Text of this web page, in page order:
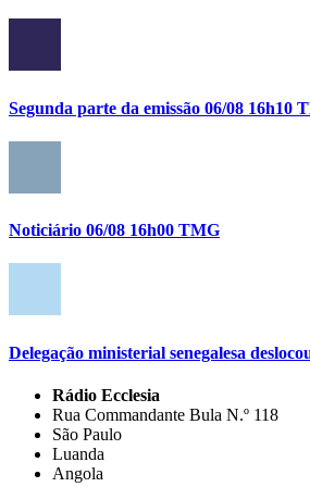
Segunda parte da emissão 06/08 16h10
Noticiário 06/08 16h00 TMG
Delegação ministerial senegalesa
Rádio Ecclesia
Rua Commandante Bula N.º 118
São Paulo
Luanda
Angola